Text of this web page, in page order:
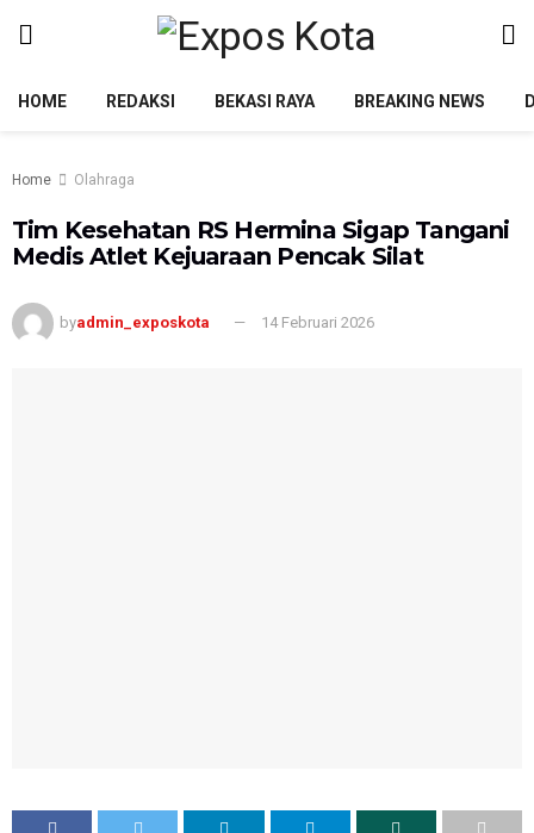
HOME REDAKSI BEKASI RAYA BREAKING NEWS
Home Olahraga
Tim Kesehatan RS Hermina Sigap Tangani
Medis Atlet Kejuaraan Pencak Silat
byadmin_exposkota 14 Februari 2026